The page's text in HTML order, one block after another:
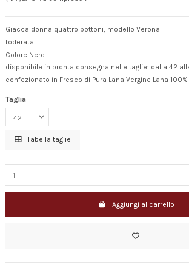
Giacca donna quattro bottoni, modello Verona
foderata
Colore Nero
disponibile in pronta consegna nelle taglie: dalla 42
confezionato in Fresco di Pura Lana Vergine Lana 100%
Taglia
Tabella taglie
Aggiungi al carrello